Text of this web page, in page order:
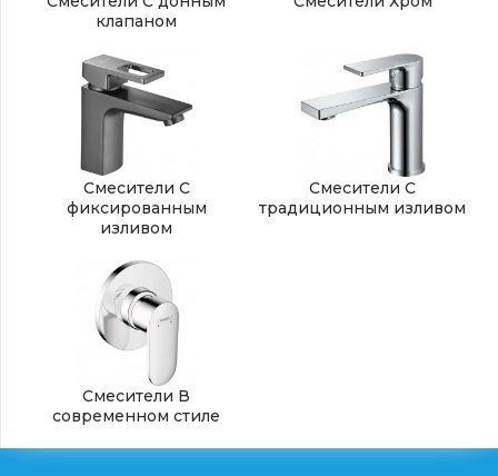
клапаном
Смесители С
фиксированным
изливом
Смесители С
традиционным изливом
Смесители В
современном стиле